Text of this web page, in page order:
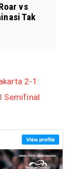
vs
Tak
2-1:
Semifinal